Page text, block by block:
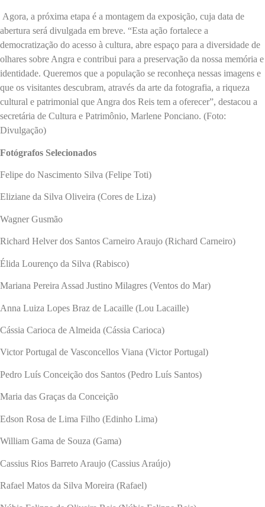
Agora, a próxima etapa é a montagem da exposição, cuja data de
abertura será divulgada em breve. “Esta ação fortalece a
democratização do acesso à cultura, abre espaço para a diversidade de
olhares sobre Angra e contribui para a preservação da nossa memória e
identidade. Queremos que a população se reconheça nessas imagens e
que os visitantes descubram, através da arte da fotografia, a riqueza
cultural e patrimonial que Angra dos Reis tem a oferecer”, destacou a
secretária de Cultura e Patrimônio, Marlene Ponciano. (Foto:
Divulgação)
Fotógrafos Selecionados
Felipe do Nascimento Silva (Felipe Toti)
Eliziane da Silva Oliveira (Cores de Liza)
Wagner Gusmão
Richard Helver dos Santos Carneiro Araujo (Richard Carneiro)
Élida Lourenço da Silva (Rabisco)
Mariana Pereira Assad Justino Milagres (Ventos do Mar)
Anna Luiza Lopes Braz de Lacaille (Lou Lacaille)
Cássia Carioca de Almeida (Cássia Carioca)
Victor Portugal de Vasconcellos Viana (Victor Portugal)
Pedro Luís Conceição dos Santos (Pedro Luís Santos)
Maria das Graças da Conceição
Edson Rosa de Lima Filho (Edinho Lima)
William Gama de Souza (Gama)
Cassius Rios Barreto Araujo (Cassius Araújo)
Rafael Matos da Silva Moreira (Rafael)